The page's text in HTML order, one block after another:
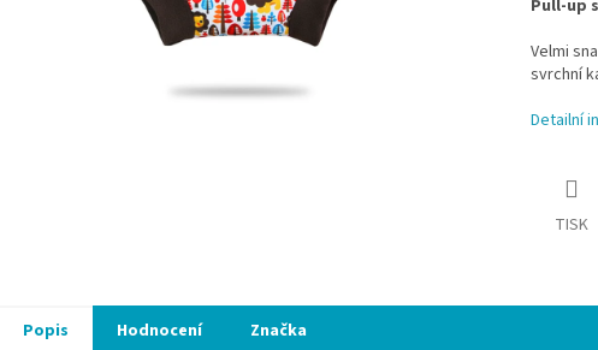
Pull-up
Velmi
svrchní
Detailní
TISK
Popis Hodnocení Značka